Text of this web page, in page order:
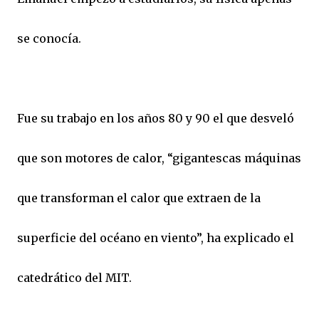
se conocía.
Fue su trabajo en los años 80 y 90 el que desveló
que son motores de calor, “gigantescas máquinas
que transforman el calor que extraen de la
superficie del océano en viento”, ha explicado el
catedrático del MIT.